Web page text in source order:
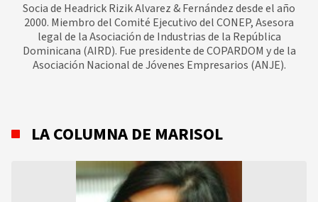
Socia de Headrick Rizik Alvarez & Fernández desde el año
2000. Miembro del Comité Ejecutivo del CONEP, Asesora
legal de la Asociación de Industrias de la República
Dominicana (AIRD). Fue presidente de COPARDOM y de la
Asociación Nacional de Jóvenes Empresarios (ANJE).
LA COLUMNA DE MARISOL